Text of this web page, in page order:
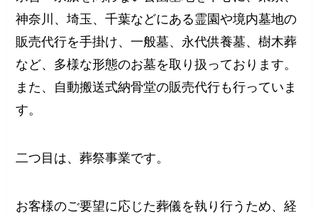
神奈川、埼玉、千葉などにある霊園や境内墓地の
販売代行を手掛け、一般墓、永代供養墓、樹木葬
など、多様な形態のお墓を取り扱っております。
また、自動搬送式納骨堂の販売代行も行っていま
す。
二つ目は、葬祭事業です。
お客様のご要望に応じた葬儀を執り行うため、経